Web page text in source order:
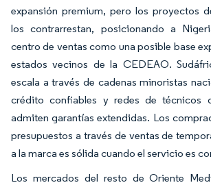
expansión premium, pero los proyectos
los contrarrestan, posicionando a
centro de ventas como una posible base
estados vecinos de la CEDEAO.
escala a través de cadenas minoristas
crédito confiables y redes de técnicos
admiten garantías extendidas. Los
presupuestos a través de ventas de
a la marca es sólida cuando el servicio es
Los mercados del resto de Oriente